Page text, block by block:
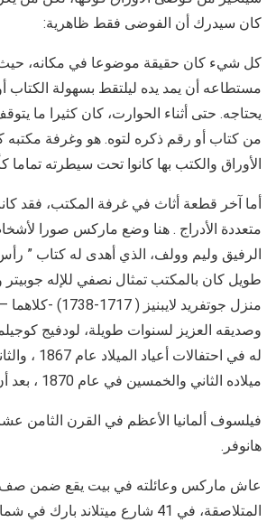
كان سيدرك أن الفوضى فقط ظاهرية:
كل شيء كان حقيقة موضوعا في مكانه،
مستطاعه أن يمد يده ليلتقط بسهولة الكتاب
يحتاجه. حتى أثناء الحوارت، كان كثيرا ما
من كتاب أو رقم ذكره لتوه. هو وغرفة مكتبه
الأوراق والكتب بها كانوا تحت سيطرته تماما
أما آخر قطعة أثاث في غرفة المكتب، فقد
متعددة الأدراج . هنا وضع ماركس صورا
الرفيق وليم وولف، الذي أهدى له كتاب ”
طويل كان بالمكتب تمثال نصفي للإله
منزل جوتفريد
وصديقه العزيز لسنوات طويلة، لودفيج
له في
ميلاده الثاني والخمسين في عام 1870 ، بعد أن هدم منزل
فيلسوف ألمانيا الأعظم في القرن الثامن
هانوفر.
عاش ماركس وعائلته في بيت يقع ضمن صف
المتلاصقة، في 41 شارع ميتلاند